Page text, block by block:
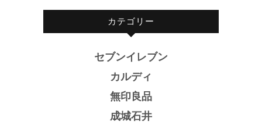
カテゴリー
セブンイレブン
カルディ
無印良品
成城石井